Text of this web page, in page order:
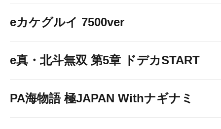
eカケグルイ 7500ver
e真・北斗無双 第5章 ドデカSTART
PA海物語 極JAPAN Withナギナミ